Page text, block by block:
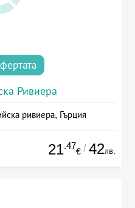
Ривиера
ривиера, Гърция
21.47
€ / 42лв.